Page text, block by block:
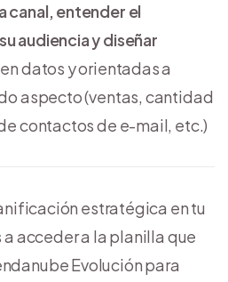
canal, entender el
audiencia y diseñar
datos y orientadas a
aspecto (ventas, cantidad
contactos de e-mail, etc.)
estratégica en tu
acceder a la planilla que
Evolución para